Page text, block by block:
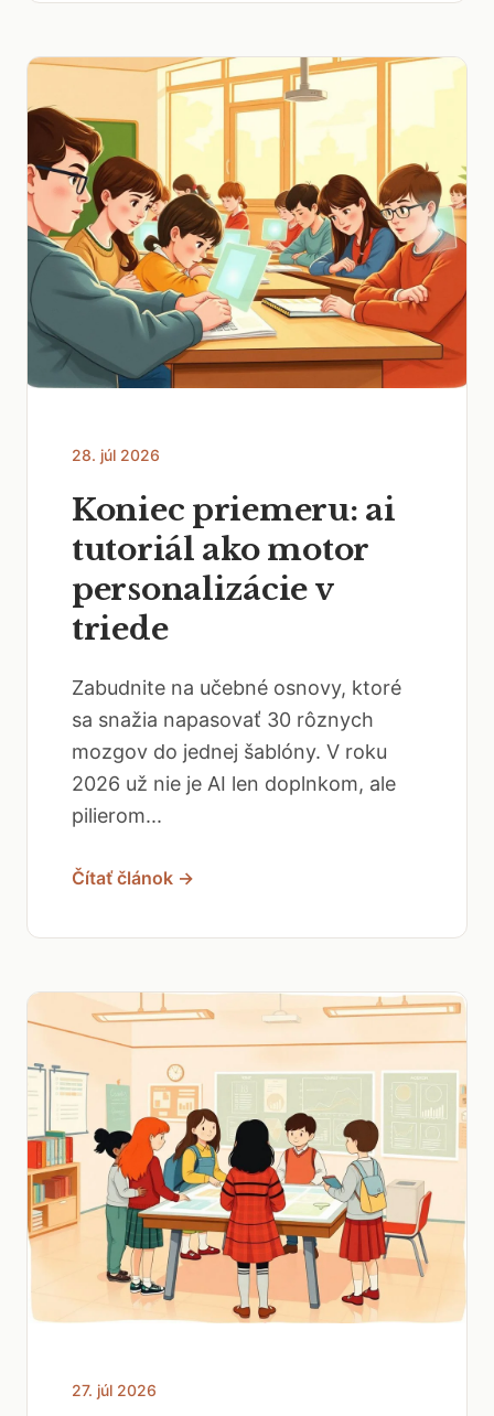
28. júl 2026
Koniec priemeru: ai
tutoriál ako motor
personalizácie v
triede
Zabudnite na učebné osnovy, ktoré
sa snažia napasovať 30 rôznych
mozgov do jednej šablóny. V roku
2026 už nie je AI len doplnkom, ale
pilierom...
Čítať článok →
27. júl 2026